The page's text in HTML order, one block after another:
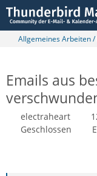
Allgemeines Arbeiten
Emails aus
electraheart
Geschlossen